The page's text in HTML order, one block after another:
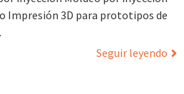
Impresión 3D para prototipos de
Seguir leyendo